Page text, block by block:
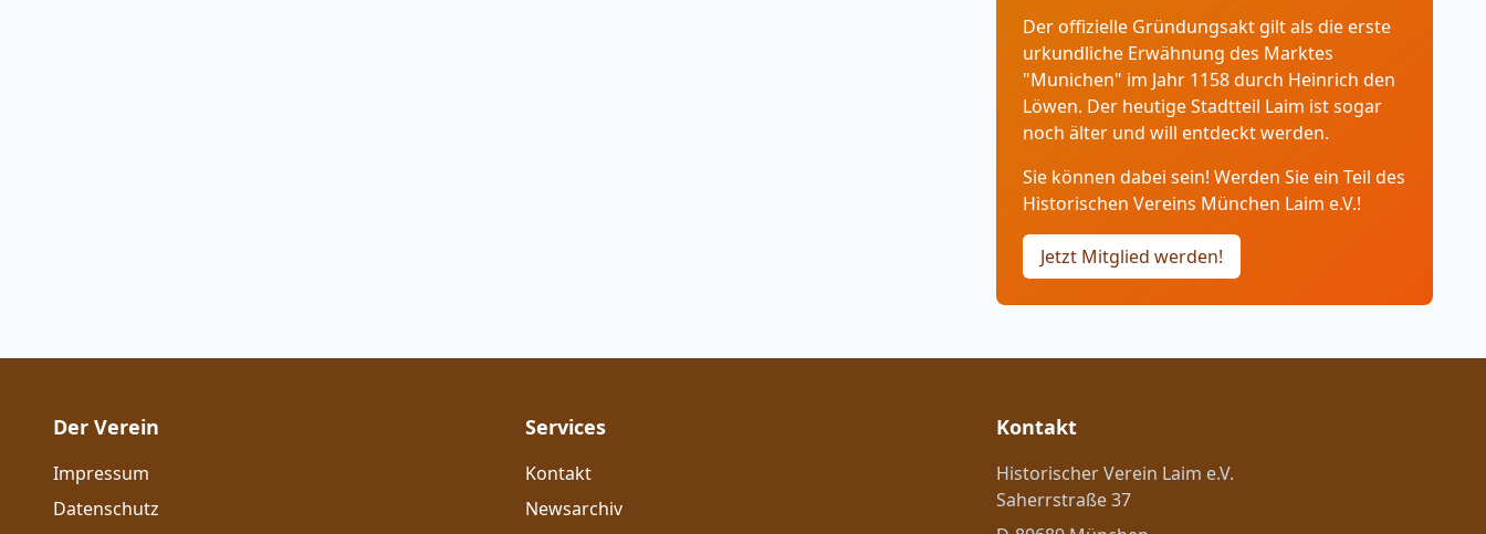
Der offizielle Gründungsakt gilt als die erste
urkundliche Erwähnung des Marktes
"Munichen" im Jahr 1158 durch Heinrich den
Löwen. Der heutige Stadtteil Laim ist sogar
noch älter und will entdeckt werden.
Sie können dabei sein! Werden Sie ein Teil des
Historischen Vereins München Laim e.V.!
Jetzt Mitglied werden!
Der Verein
Impressum
Datenschutz
Services
Kontakt
Newsarchiv
Kontakt
Historischer Verein Laim e.V.
Saherrstraße 37